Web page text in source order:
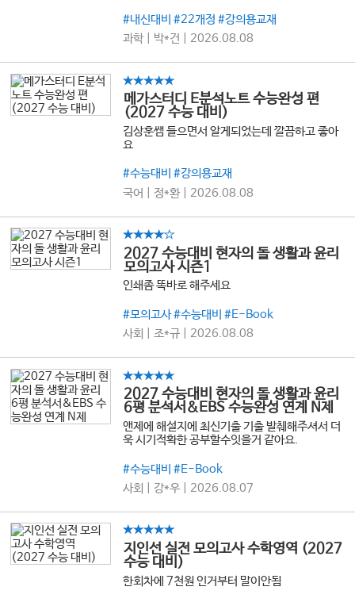
로도 항상 좋은 강의 많이 해주세요 감사합니다!
#내신대비 #22개정 #강의용교재
과학 | 박*건 | 2026.08.08
★★★★★
메가스터디 E분석노트 수능완성 편
(2027 수능 대비)
김상훈쌤 들으면서 알게되었는데 깔끔하고 좋아
요
#수능대비 #강의용교재
국어 | 정*환 | 2026.08.08
★★★★☆
2027 수능대비 현자의 돌 생활과 윤리
모의고사 시즌1
인쇄좀 똑바로 해주세요
#모의고사 #수능대비 #E-Book
사회 | 조*규 | 2026.08.08
★★★★★
2027 수능대비 현자의 돌 생활과 윤리
6평 분석서&EBS 수능완성 연계 N제
앤제에 해설지에 최신기출 기출 발췌해주셔서 더
욱 시기적확한 공부할수잇을거 같아요.
#수능대비 #E-Book
사회 | 강*우 | 2026.08.07
★★★★★
지인선 실전 모의고사 수학영역 (2027
수능 대비)
한회차에 7천원 인거부터 말이안됨